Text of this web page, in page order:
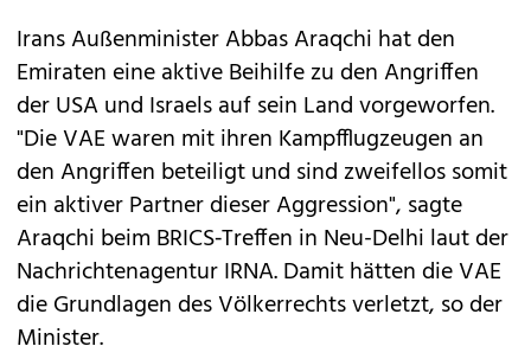
Irans Außenminister Abbas Araqchi hat den
Emiraten eine aktive Beihilfe zu den Angriffen
der USA und Israels auf sein Land vorgeworfen.
"Die VAE waren mit ihren Kampfflugzeugen an
den Angriffen beteiligt und sind zweifellos somit
ein aktiver Partner dieser Aggression", sagte
Araqchi beim BRICS‐Treffen in Neu-Delhi laut der
Nachrichtenagentur IRNA. Damit hätten die VAE
die Grundlagen des Völkerrechts verletzt, so der
Minister.